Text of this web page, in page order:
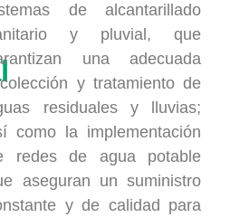
de alcantarillado
y pluvial, que
una adecuada
y tratamiento de
residuales y lluvias;
como la implementación
redes de agua potable
aseguran un suministro
y de calidad para